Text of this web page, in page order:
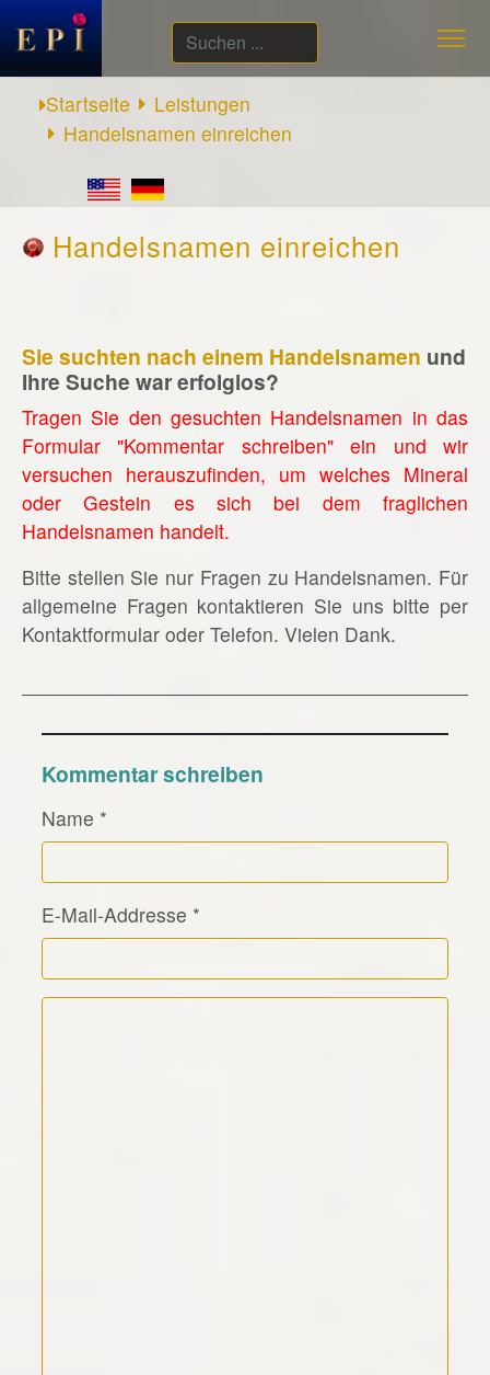
Suchen
...
Startseite
Leistungen
Handelsnamen einreichen
Handelsnamen einreichen
Sie suchten nach einem Handelsnamen und
Ihre Suche war erfolglos?
Tragen Sie den gesuchten Handelsnamen in das
Formular "Kommentar schreiben" ein und wir
versuchen herauszufinden, um welches Mineral
oder Gestein es sich bei dem fraglichen
Handelsnamen handelt.
Bitte stellen Sie nur Fragen zu Handelsnamen. Für
allgemeine Fragen kontaktieren Sie uns bitte per
Kontaktformular oder Telefon. Vielen Dank.
Kommentar schreiben
Name *
E-Mail-Addresse *
Kommentar Text